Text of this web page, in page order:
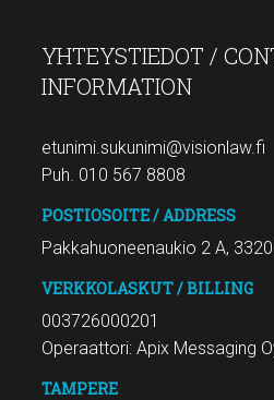
YHTEYSTIEDOT /
INFORMATION
etunimi.sukunimi@visionlaw.fi
Puh. 010 567 8808
POSTIOSOITE / ADDRESS
Pakkahuoneenaukio 2 A,
VERKKOLASKUT / BILLING
003726000201
Operaattori: Apix Messaging
TAMPERE